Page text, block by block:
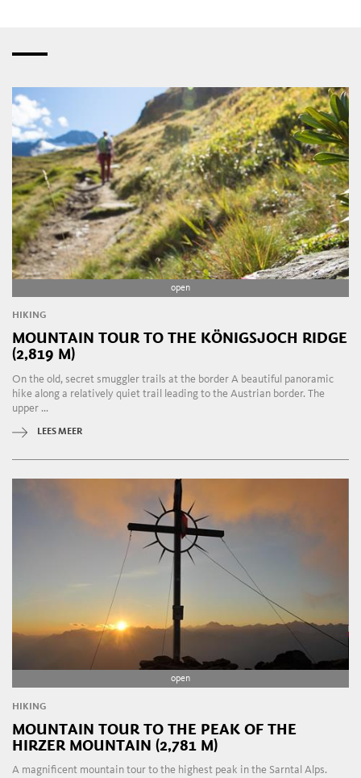
open
HIKING
MOUNTAIN TOUR TO THE KÖNIGSJOCH RIDGE
(2,819 M)
On the old, secret smuggler trails at the border A beautiful panoramic
hike along a relatively quiet trail leading to the Austrian border. The
upper ...
LEES MEER
open
HIKING
MOUNTAIN TOUR TO THE PEAK OF THE
HIRZER MOUNTAIN (2,781 M)
A magnificent mountain tour to the highest peak in the Sarntal Alps.